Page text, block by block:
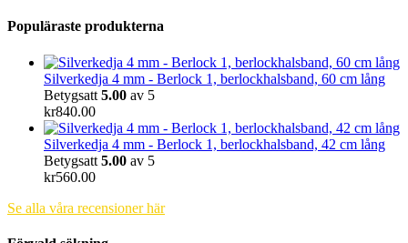
Populäraste produkterna
Silverkedja 4 mm - Berlock 1, berlockhalsband, 60 cm lång
Betygsatt 5.00 av 5
kr840.00
Silverkedja 4 mm - Berlock 1, berlockhalsband, 42 cm lång
Betygsatt 5.00 av 5
kr560.00
Se alla våra recensioner här